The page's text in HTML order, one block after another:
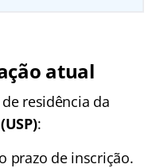
atual
residência da
:
prazo de inscrição.